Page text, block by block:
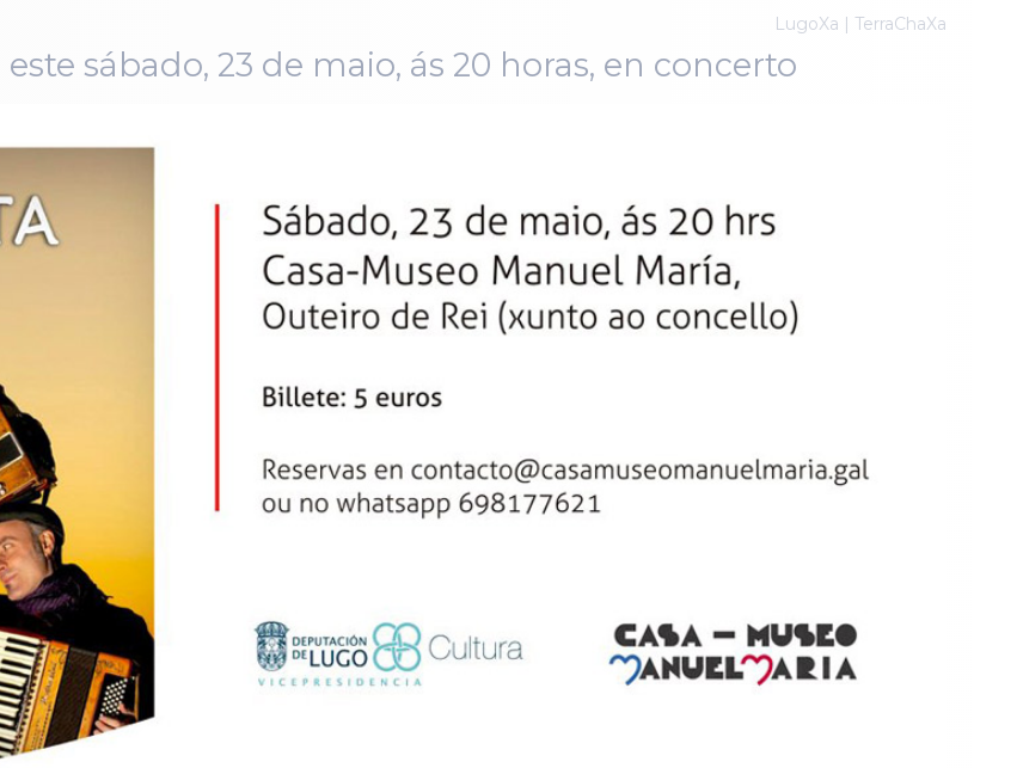
LugoXa | TerraChaXa
sábado, 23 de maio, ás 20 horas, en concerto